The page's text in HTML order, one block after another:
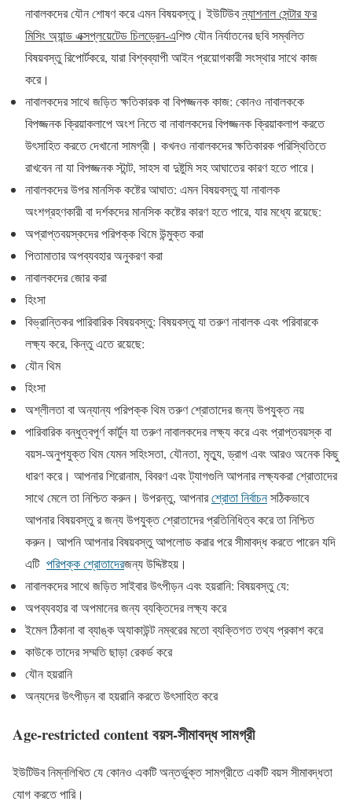
নাবালকদের যৌন শোষণ করে এমন বিষয়বস্তু। ইউটিউবন্যাশনাল সেন্টার ফর
মিসিং অ্যান্ড এক্সপ্লয়েটেড চিলড্রেন-এশিশু যৌন নির্যাতনের ছবি সম্বলিত
বিষয়বস্তু রিপোর্টকরে, যারা বিশ্বব্যাপী আইন প্রয়োগকারী সংস্থার সাথে কাজ
করে।
নাবালকদের সাথে জড়িত ক্ষতিকারক বা বিপজ্জনক কাজ: কোনও নাবালককে
বিপজ্জনক ক্রিয়াকলাপে অংশ নিতে বা নাবালকদের বিপজ্জনক ক্রিয়াকলাপ করতে
উৎসাহিত করতে দেখানো সামগ্রী। কখনও নাবালকদের ক্ষতিকারক পরিস্থিতিতে
রাখবেন না যা বিপজ্জনক স্টান্ট, সাহস বা দুষ্টুমি সহ আঘাতের কারণ হতে পারে।
নাবালকদের উপর মানসিক কষ্টের আঘাত: এমন বিষয়বস্তু যা নাবালক
অংশগ্রহণকারী বা দর্শকদের মানসিক কষ্টের কারণ হতে পারে, যার মধ্যে রয়েছে:
অপ্রাপ্তবয়স্কদের পরিপক্ক থিমে উন্মুক্ত করা
পিতামাতার অপব্যবহার অনুকরণ করা
নাবালকদের জোর করা
হিংসা
বিভ্রান্তিকর পারিবারিক বিষয়বস্তু: বিষয়বস্তু যা তরুণ নাবালক এবং পরিবারকে
লক্ষ্য করে, কিন্তু এতে রয়েছে:
যৌন থিম
হিংসা
অশ্লীলতা বা অন্যান্য পরিপক্ক থিম তরুণ শ্রোতাদের জন্য উপযুক্ত নয়
পারিবারিক বন্ধুত্বপূর্ণ কার্টুন যা তরুণ নাবালকদের লক্ষ্য করে এবং প্রাপ্তবয়স্ক বা
বয়স-অনুপযুক্ত থিম যেমন সহিংসতা, যৌনতা, মৃত্যু, ড্রাগ এবং আরও অনেক কিছু
ধারণ করে। আপনার শিরোনাম, বিবরণ এবং ট্যাগগুলি আপনার লক্ষ্যকরা শ্রোতাদের
সাথে মেলে তা নিশ্চিত করুন। উপরন্তু, আপনারশ্রোতা নির্বাচনসঠিকভাবে
আপনার বিষয়বস্তু র জন্য উপযুক্ত শ্রোতাদের প্রতিনিধিত্ব করে তা নিশ্চিত
করুন। আপনি আপনার বিষয়বস্তু আপলোড করার পরে সীমাবদ্ধ করতে পারেন যদি
এটি পরিপক্ক শ্রোতাদেরজন্য উদ্দিষ্টহয়।
নাবালকদের সাথে জড়িত সাইবার উৎপীড়ন এবং হয়রানি: বিষয়বস্তু যে:
অপব্যবহার বা অপমানের জন্য ব্যক্তিদের লক্ষ্য করে
ইমেল ঠিকানা বা ব্যাঙ্ক অ্যাকাউন্ট নম্বরের মতো ব্যক্তিগত তথ্য প্রকাশ করে
কাউকে তাদের সম্মতি ছাড়া রেকর্ড করে
যৌন হয়রানি
অন্যদের উৎপীড়ন বা হয়রানি করতে উৎসাহিত করে
Age-restricted content বয়স-সীমাবদ্ধ সামগ্রী
ইউটিউব নিম্নলিখিত যে কোনও একটি অন্তর্ভুক্ত সামগ্রীতে একটি বয়স সীমাবদ্ধতা
যোগ করতে পারি।